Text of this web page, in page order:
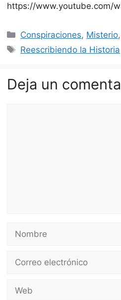
https://www.youtube.com/
Categorías
Conspiraciones, Misterio,
Etiquetas
Reescribiendo la Historia
Deja un
Nombre
Correo
Web